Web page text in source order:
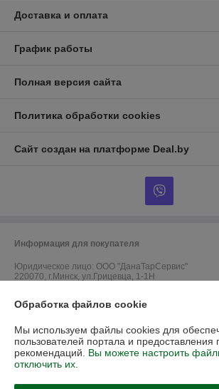
Доставка и оплата
График работы
Полная версия сайта
Политика обработки cookies
Сайт создан на платформе Deal.by
Информация для покупателя
Юридическое лицо: ООО "ДанаТарСервис"
220070, г.Минск, ул.Грицевца, 1-1Н
Регистрационный номер ЕГР: 192728056
Регистрационный орган: Мингорисполком
Дата регистрации компании: 31.10.2016
Обработка файлов cookie
Мы используем файлы cookies для
пользователей портала и предоставления
рекомендаций. Вы можете настроить
отключить их.